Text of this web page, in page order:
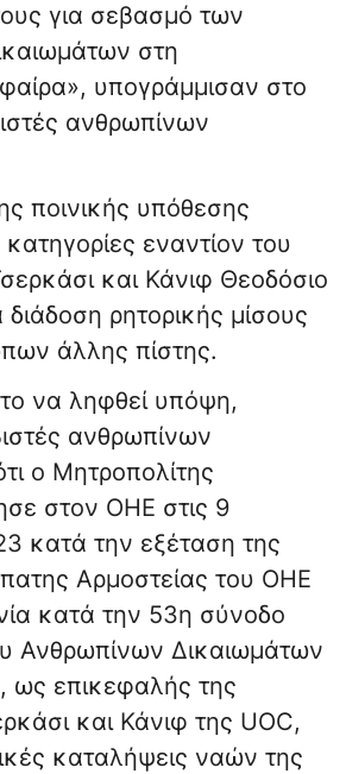
για σεβασμό των
στη
υπογράμμισαν στο
ανθρωπίνων
ποινικής υπόθεσης
κατηγορίες εναντίον του
και Κάνιφ Θεοδόσιο
διάδοση ρητορικής μίσους
άλλης πίστης.
να ληφθεί υπόψη,
ανθρωπίνων
ο Μητροπολίτης
στον ΟΗΕ στις 9
κατά την εξέταση της
Αρμοστείας του ΟΗΕ
κατά την 53η σύνοδο
Ανθρωπίνων Δικαιωμάτων
επικεφαλής της
και Κάνιφ της UOC,
καταλήψεις ναών της